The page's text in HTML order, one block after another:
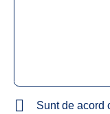
Sunt de acord